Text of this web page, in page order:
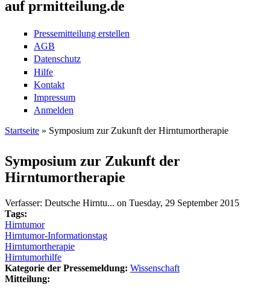
auf prmitteilung.de
Pressemitteilung erstellen
AGB
Datenschutz
Hilfe
Kontakt
Impressum
Anmelden
Startseite » Symposium zur Zukunft der Hirntumortherapie
Symposium zur Zukunft der
Hirntumortherapie
Verfasser: Deutsche Hirntu... on Tuesday, 29 September 2015
Tags:
Hirntumor
Hirntumor-Informationstag
Hirntumortherapie
Hirntumorhilfe
Kategorie der Pressemeldung: Wissenschaft
Mitteilung: